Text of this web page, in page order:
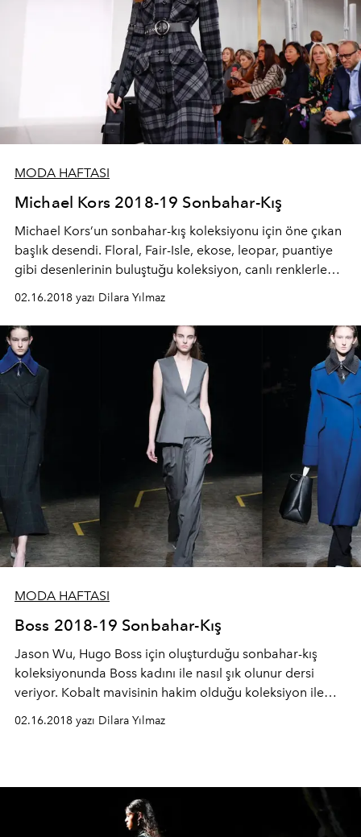
MODA HAFTASI
Michael Kors 2018-19 Sonbahar-Kış
Michael Kors’un sonbahar-kış koleksiyonu için öne çıkan
başlık desendi. Floral, Fair-Isle, ekose, leopar, puantiye
gibi desenlerinin buluştuğu koleksiyon, canlı renklerle
02.16.2018 yazı Dilara Yılmaz
MODA HAFTASI
Boss 2018-19 Sonbahar-Kış
Jason Wu, Hugo Boss için oluşturduğu sonbahar-kış
koleksiyonunda Boss kadını ile nasıl şık olunur dersi
veriyor. Kobalt mavisinin hakim olduğu koleksiyon ile
minimallik en sofistike halini alıyor.
02.16.2018 yazı Dilara Yılmaz